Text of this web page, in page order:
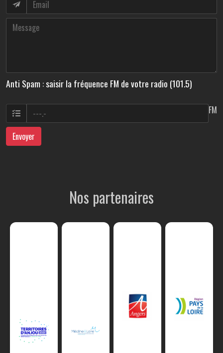
Anti Spam : saisir la fréquence FM de votre radio (101.5)
FM
Envoyer
Nos partenaires